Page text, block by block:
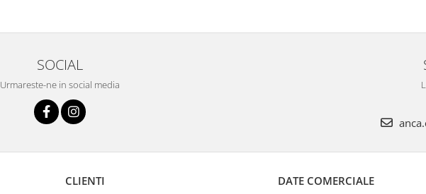
SOCIAL
Urmareste-ne in social media
CLIENTI DATE COMERCIALE